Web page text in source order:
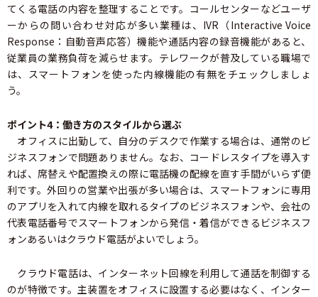
てくる電話の内容を整理することです。コールセンターなどユーザ
ーからの問い合わせ対応が多い業種は、IVR（Interactive Voice
Response：自動音声応答）機能や通話内容の録音機能があると、
従業員の業務負荷を減らせます。テレワークが普及している職場で
は、スマートフォンを使った内線機能の有無をチェックしましょ
う。
ポイント4：働き方のスタイルから選ぶ
オフィスに出勤して、自分のデスクで作業する場合は、通常のビ
ジネスフォンで問題ありません。なお、コードレスタイプを導入す
れば、席替えや配置換えの際に電話機の配線を直す手間がいらず便
利です。外回りの営業や出張が多い場合は、スマートフォンに専用
のアプリを入れて内線を取れるタイプのビジネスフォンや、会社の
代表電話番号でスマートフォンから発信・着信ができるビジネスフ
ォンあるいはクラウド電話がよいでしょう。
クラウド電話は、インターネット回線を利用して通話を制御する
のが特徴です。主装置をオフィスに設置する必要はなく、インター